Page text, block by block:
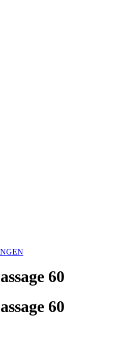
60
60